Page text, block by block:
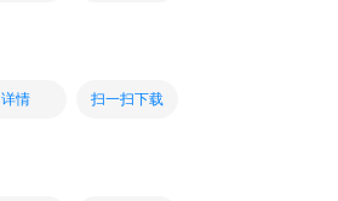
详情 扫一扫下载